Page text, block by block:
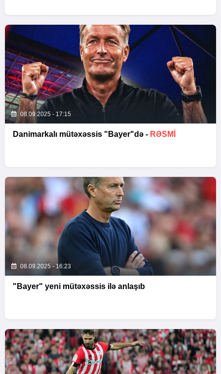
08.09.2025 - 17:15
Danimarkalı mütəxəssis "Bayer"də - RƏSMI
08.09.2025 - 16:23
"Bayer" yeni mütəxəssis ilə anlaşıb